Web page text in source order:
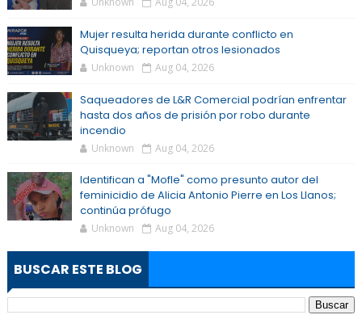
Mujer resulta herida durante conflicto en
Quisqueya; reportan otros lesionados
Unknown Aug 04, 2026
Saqueadores de L&R Comercial podrían enfrentar
hasta dos años de prisión por robo durante
incendio
Unknown Aug 04, 2026
Identifican a "Mofle" como presunto autor del
feminicidio de Alicia Antonio Pierre en Los Llanos;
continúa prófugo
Unknown Aug 04, 2026
BUSCAR ESTE BLOG